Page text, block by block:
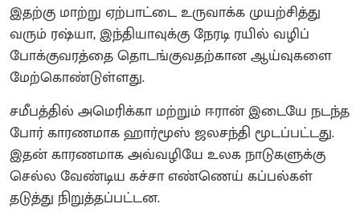
இதற்கு மாற்று ஏற்பாட்டை உருவாக்க முயற்சித்து
வரும் ரஷ்யா, இந்தியாவுக்கு நேரடி ரயில் வழிப்
போக்குவரத்தை தொடங்குவதற்கான ஆய்வுகளை
மேற்கொண்டுள்ளது.
சமீபத்தில் அமெரிக்கா மற்றும் ஈரான் இடையே நடந்த
போர் காரணமாக ஹார்மூஸ் ஜலசந்தி மூடப்பட்டது.
இதன் காரணமாக அவ்வழியே உலக நாடுகளுக்கு
செல்ல வேண்டிய கச்சா எண்ணெய் கப்பல்கள்
தடுத்து நிறுத்தப்பட்டன.